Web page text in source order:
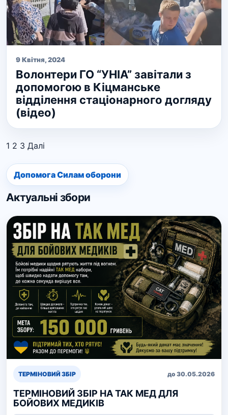
9 Квітня, 2024
Волонтери ГО “УНІА” завітали з
допомогою в Кіцманське
відділення стаціонарного догляду
(відео)
1 2 3 Далі
Допомога Силам оборони
Актуальні збори
ТЕРМІНОВИЙ ЗБІР до 30.05.2026
ТЕРМІНОВИЙ ЗБІР НА ТАК МЕД ДЛЯ
БОЙОВИХ МЕДИКІВ